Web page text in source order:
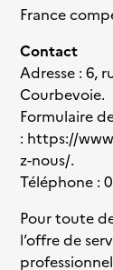
France
Contact
Adresse : 6,
Courbevoie.
Formulaire
: https://
z-nous/.
Téléphone :
Pour toute
l’offre de